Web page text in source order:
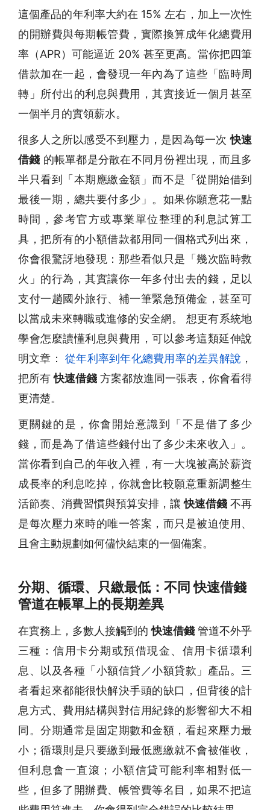
這個產品的年利率大約在 15% 左右，加上一次性
的開辦費與每期帳管費，實際換算成年化總費用
率（APR）可能逼近 20% 甚至更高。當你把四筆
借款加在一起，會發現一年內為了這些「臨時周
轉」所付出的利息與費用，其實接近一個月甚至
一個半月的實領薪水。
很多人之所以感受不到壓力，是因為每一次快速
借錢 的帳單都是分散在不同月份裡出現，而且多
半只看到「本期應繳金額」而不是「從開始借到
最後一期，總共要付多少」。如果你願意花一點
時間，參考官方或專業單位整理的利息試算工
具，把所有的小額借款都用同一個格式列出來，
你會很驚訝地發現：那些看似只是「幾次臨時救
火」的行為，其實讓你一年多付出去的錢，足以
支付一趟國外旅行、補一筆緊急預備金，甚至可
以當成未來轉職或進修的安全網。 想更有系統地
學會怎麼讀懂利息與費用，可以參考這類延伸說
明文章：
從年利率到年化總費用率的差異解說 ，
把所有快速借錢 方案都放進同一張表，你會看得
更清楚。
更關鍵的是，你會開始意識到「不是借了多少
錢，而是為了借這些錢付出了多少未來收入」。
當你看到自己的年收入裡，有一大塊被高於薪資
成長率的利息吃掉，你就會比較願意重新調整生
活節奏、消費習慣與預算安排，讓快速借錢 不再
是每次壓力來時的唯一答案，而只是被迫使用、
且會主動規劃如何儘快結束的一個備案。
分期、循環、只繳最低：不同 快速借錢
管道在帳單上的長期差異
在實務上，多數人接觸到的快速借錢 管道不外乎
三種：信用卡分期或預借現金、信用卡循環利
息、以及各種「小額信貸／小額貸款」產品。三
者看起來都能很快解決手頭的缺口，但背後的計
息方式、費用結構與對信用紀錄的影響卻大不相
同。分期通常是固定期數和金額，看起來壓力最
小；循環則是只要繳到最低應繳就不會被催收，
但利息會一直滾；小額信貸可能利率相對低一
些，但多了開辦費、帳管費等名目，如果不把這